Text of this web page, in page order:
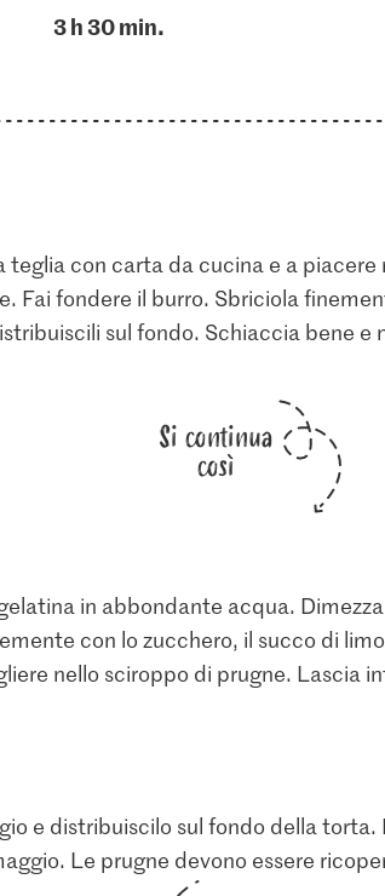
3 h 30 min.
teglia con carta da cucina e a piacere
Fai fondere il burro. Sbriciola
sul fondo. Schiaccia bene
Si continua
così
in abbondante acqua.
con lo zucchero, il succo di
nello sciroppo di prugne. Lascia
e distribuiscilo sul fondo della torta.
Le prugne devono essere